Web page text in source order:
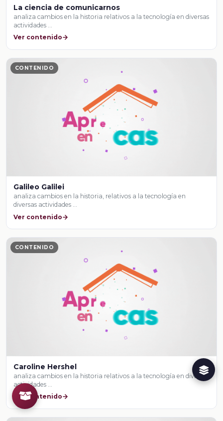
La ciencia de comunicarnos
analiza cambios en la historia relativos a la tecnología en diversas
actividades …
Ver contenido
CONTENIDO
Galileo Galilei
analiza cambios en la historia, relativos a la tecnología en
diversas actividades …
Ver contenido
CONTENIDO
Caroline Hershel
analiza cambios en la historia relativos a la tecnología en diversas
actividades …
Ver contenido